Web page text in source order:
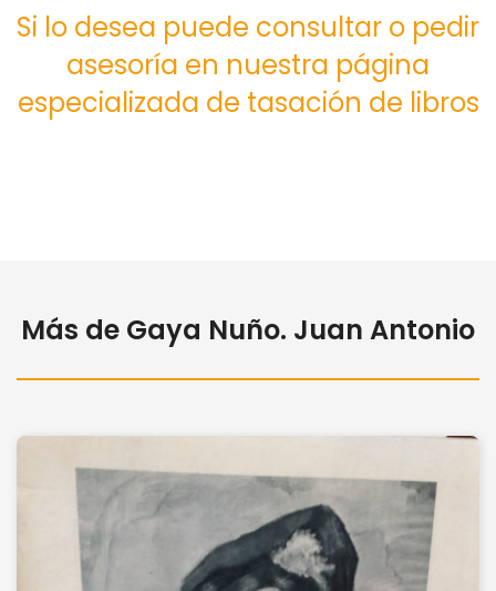
Si lo desea puede consultar o pedir
asesoría en nuestra página
especializada de tasación de libros
Más de Gaya Nuño. Juan Antonio